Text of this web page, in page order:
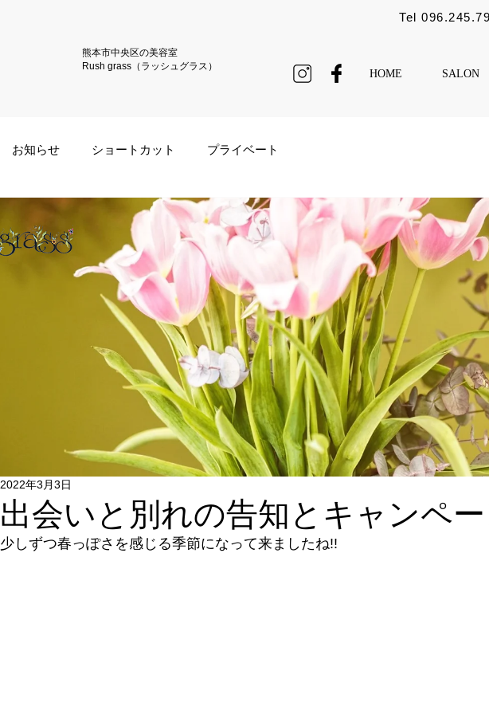
熊本市中央区の美容室
Rush grass（ラッシュグラス）
Tel
HOME SALON
お知らせ ショートカット プライベート
出会いと別れの告知とキャンペ
2022年3月3日
少しずつ春っぽさを感じる季節になって来ましたね!!